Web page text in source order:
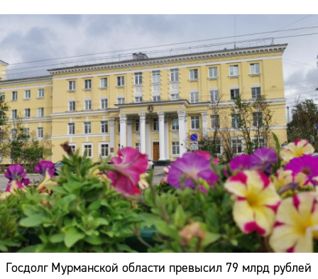
Госдолг Мурманской области превысил 79 млрд рублей